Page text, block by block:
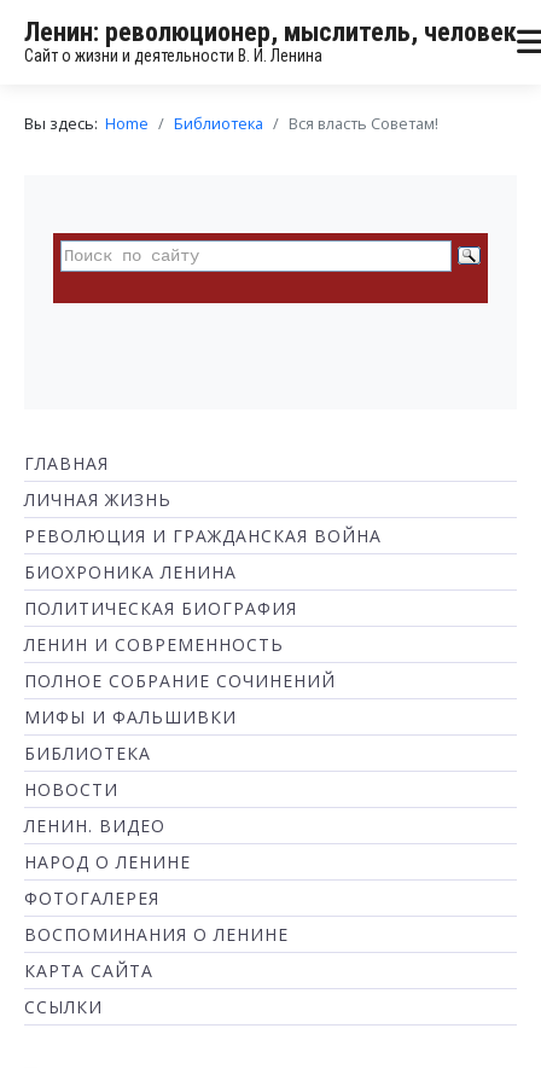
Ленин: революционер, мыслитель, человек
Сайт о жизни и деятельности В. И. Ленина
Вы здесь: Home Библиотека Вся власть Советам!
ГЛАВНАЯ
ЛИЧНАЯ ЖИЗНЬ
РЕВОЛЮЦИЯ И ГРАЖДАНСКАЯ ВОЙНА
БИОХРОНИКА ЛЕНИНА
ПОЛИТИЧЕСКАЯ БИОГРАФИЯ
ЛЕНИН И СОВРЕМЕННОСТЬ
ПОЛНОЕ СОБРАНИЕ СОЧИНЕНИЙ
МИФЫ И ФАЛЬШИВКИ
БИБЛИОТЕКА
НОВОСТИ
ЛЕНИН. ВИДЕО
НАРОД О ЛЕНИНЕ
ФОТОГАЛЕРЕЯ
ВОСПОМИНАНИЯ О ЛЕНИНЕ
КАРТА САЙТА
ССЫЛКИ